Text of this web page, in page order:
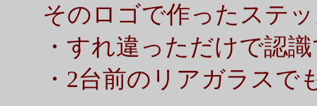
そのロゴで作ったステ
・すれ違っただけで認
・2台前のリアガラスで